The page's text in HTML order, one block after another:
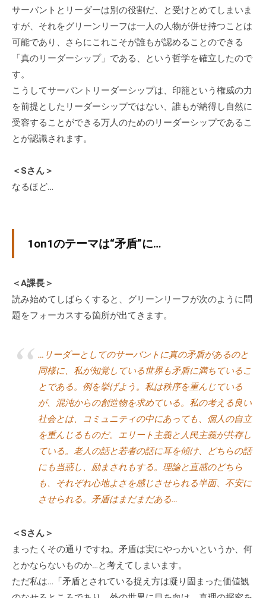
サーバントとリーダーは別の役割だ、と受けとめてしまいま
すが、それをグリーンリーフは一人の人物が併せ持つことは
可能であり、さらにこれこそが誰もが認めることのできる
「真のリーダーシップ」である、という哲学を確立したので
す。
こうしてサーバントリーダーシップは、印籠という権威の力
を前提としたリーダーシップではない、誰もが納得し自然に
受容することができる万人のためのリーダーシップであるこ
とが認識されます。
＜Sさん＞
なるほど…
1on1のテーマは“矛盾”に…
＜A課長＞
読み始めてしばらくすると、グリーンリーフが次のように問
題をフォーカスする箇所が出てきます。
…リーダーとしてのサーバントに真の矛盾があるのと
同様に、私が知覚している世界も矛盾に満ちているこ
とである。例を挙げよう。私は秩序を重んじている
が、混沌からの創造物を求めている。私の考える良い
社会とは、コミュニティの中にあっても、個人の自立
を重んじるものだ。エリート主義と人民主義が共存し
ている。老人の話と若者の話に耳を傾け、どちらの話
にも当惑し、励まされもする。理論と直感のどちら
も、それぞれ心地よさを感じさせられる半面、不安に
させられる。矛盾はまだまだある…
＜Sさん＞
まったくその通りですね。矛盾は実にやっかいというか、何
とかならないものか…と考えてしまいます。
ただ私は…「矛盾とされている捉え方は凝り固まった価値観